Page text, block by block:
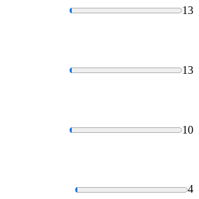
13
13
10
4